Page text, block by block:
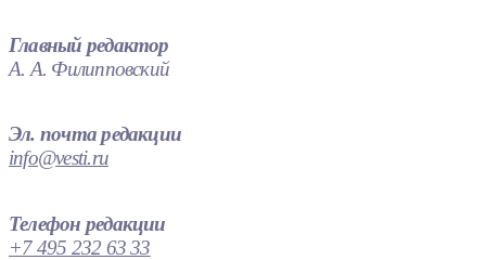
Главный редактор
А. А. Филипповский
Эл. почта редакции
info@vesti.ru
Телефон редакции
+7 495 232 63 33